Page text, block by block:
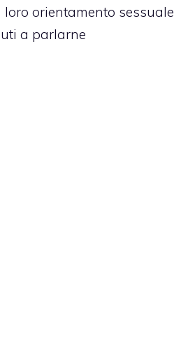
orientamento sessuale
a parlarne